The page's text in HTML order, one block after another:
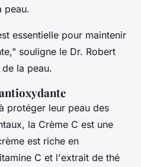
peau.
essentielle pour maintenir
souligne le Dr. Robert
la peau.
protéger leur peau des
la Crème C est une
est riche en
C et l'extrait de thé